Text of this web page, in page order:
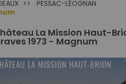
PESSAC-LÉOGNAN
La Mission Haut-
1973 - Magnum